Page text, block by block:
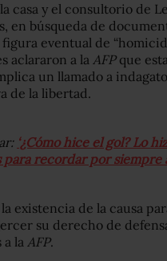
casa y el consultorio de
en búsqueda de
eventual de
aclararon a la AFPque
un llamado a
de la libertad.
‘¿Cómo hice el gol? Lo
para recordar por siempre
existencia de la causa
su derecho de
la AFP.